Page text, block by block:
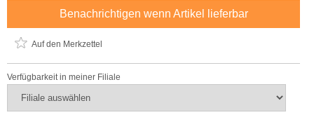
Benachrichtigen wenn Artikel lieferbar
Auf den Merkzettel
Verfügbarkeit in meiner Filiale